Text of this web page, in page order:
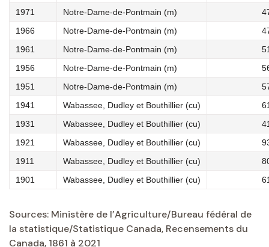
1971
Notre-Dame-de-Pontmain (m)
1966
Notre-Dame-de-Pontmain (m)
1961
Notre-Dame-de-Pontmain (m)
1956
Notre-Dame-de-Pontmain (m)
1951
Notre-Dame-de-Pontmain (m)
1941
Wabassee, Dudley et Bouthillier (cu)
1931
Wabassee, Dudley et Bouthillier (cu)
1921
Wabassee, Dudley et Bouthillier (cu)
1911
Wabassee, Dudley et Bouthillier (cu)
1901
Wabassee, Dudley et Bouthillier (cu)
Sources: Ministère de l’Agriculture/Bureau fédéral de
la statistique/Statistique Canada, Recensements du
Canada, 1861 à 2021